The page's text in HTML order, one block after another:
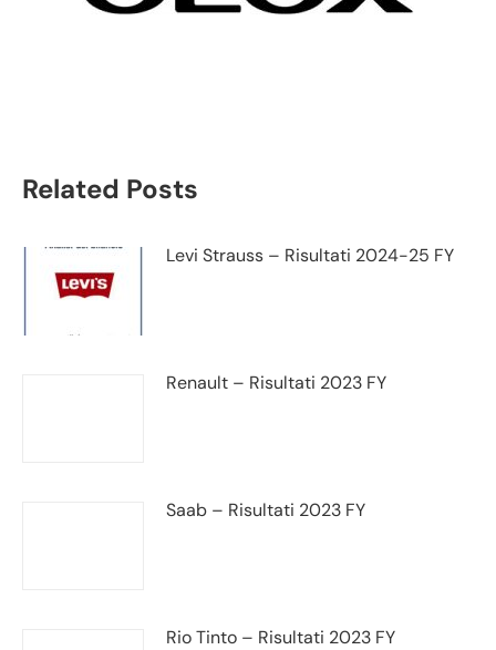
Related Posts
Levi Strauss – Risultati 2024-25 FY
Renault – Risultati 2023 FY
Saab – Risultati 2023 FY
Rio Tinto – Risultati 2023 FY